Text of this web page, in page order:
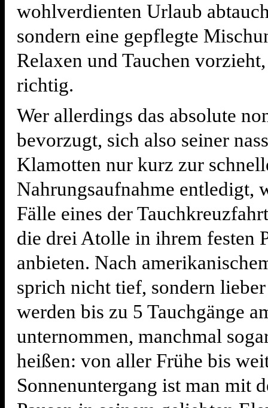
wohlverdienten Urlaub
sondern eine gepflegte
Relaxen und Tauchen
richtig.
Wer allerdings das absolute
bevorzugt, sich also seiner
Klamotten nur kurz zur
Nahrungsaufnahme entledigt,
Fälle eines der
die drei Atolle in ihrem festen
anbieten. Nach
sprich nicht tief, sondern
werden bis zu 5 Tauchgänge
unternommen, manchmal
heißen: von aller Frühe bis
Sonnenuntergang ist man mit